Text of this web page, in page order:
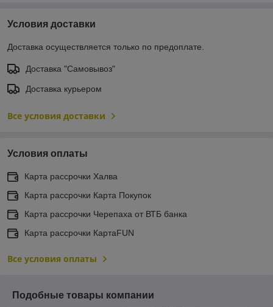
Условия доставки
Доставка осуществляется только по предоплате.
Доставка "Самовывоз"
Доставка курьером
Все условия доставки
Условия оплаты
Карта рассрочки Халва
Карта рассрочки Карта Покупок
Карта рассрочки Черепаха от ВТБ банка
Карта рассрочки КартаFUN
Все условия оплаты
Подобные товары компании